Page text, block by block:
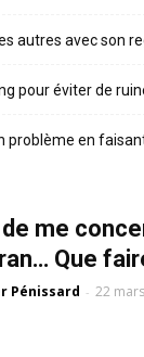
autres avec son
pour éviter de
problème en
me
Que
Pénissard - 22